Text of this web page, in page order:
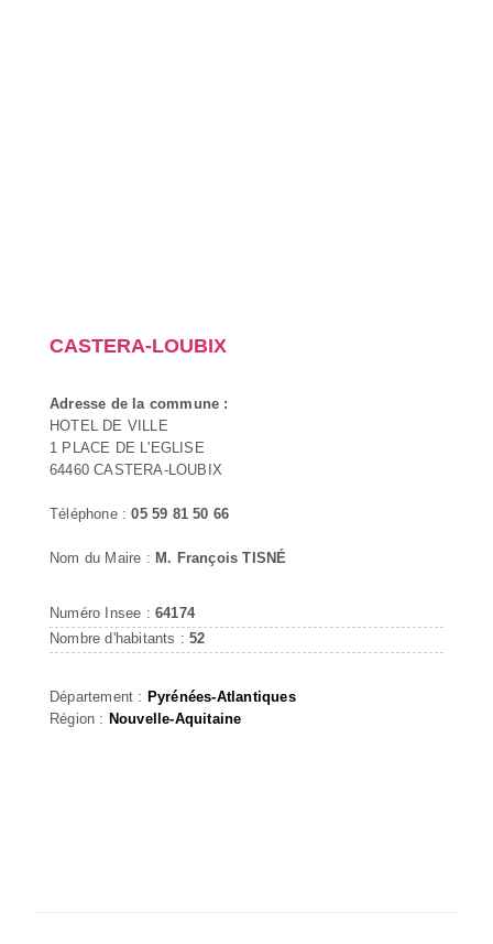
CASTERA-LOUBIX
Adresse de la commune :
HOTEL DE VILLE
1 PLACE DE L'EGLISE
64460 CASTERA-LOUBIX
Téléphone :05 59 81 50 66
Nom du Maire : M. François TISNÉ
Numéro Insee : 64174
Nombre d'habitants :52
Département : Pyrénées-Atlantiques
Région : Nouvelle-Aquitaine